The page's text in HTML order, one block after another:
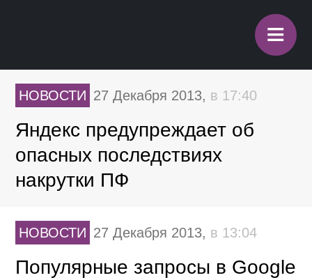
≡
НОВОСТИ 27 Декабря 2013,в 17:40
Яндекс предупреждает об
опасных последствиях
накрутки ПФ
НОВОСТИ 27 Декабря 2013,в 13:04
Популярные запросы в